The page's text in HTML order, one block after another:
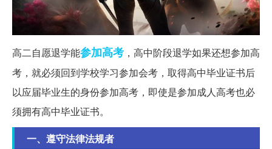
高二自愿退学能参加高考 ，高中阶段退学如果还想参加高
考，就必须回到学校学习参加会考，取得高中毕业证书后
以应届毕业生的身份参加高考，即使是参加成人高考也必
须拥有高中毕业证书。
一、遵守法律法规者